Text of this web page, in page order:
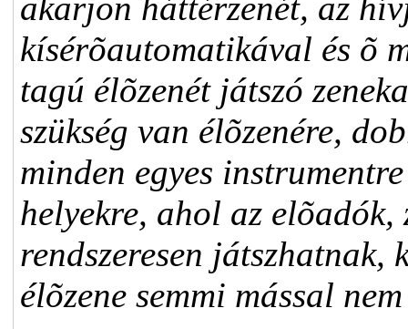
kísérõautomatikával és õ
tagú élõzenét játszó
szükség van élõzenére,
minden egyes
helyekre, ahol az elõadók,
rendszeresen játszhatnak,
élõzene semmi mással